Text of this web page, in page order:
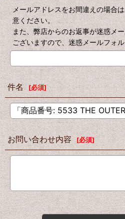
メールアドレスをお間違えの場合
意ください。
また、弊店からのお返事が迷惑メ
ございますので、迷惑メールフォ
件名 [必須]
お問い合わせ内容 [必須]